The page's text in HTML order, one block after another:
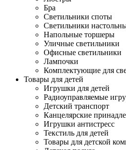
Бра
Светильники споты
Светильники
Напольные торшеры
Уличные светильники
Офисные светильники
Лампочки
Комплектующие для
Товары для детей
Игрушки для детей
Радиоуправляемые
Детский транспорт
Канцелярские
Игрушки антистресс
Текстиль для детей
Товары для детской